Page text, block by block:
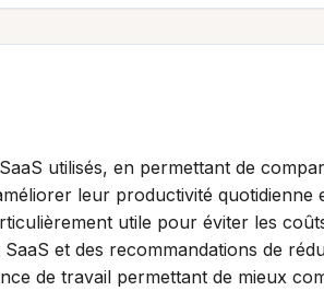
utilisés, en permettant de
leur productivité quotidienne
utile pour éviter les
et des recommandations de
de travail permettant de mieux